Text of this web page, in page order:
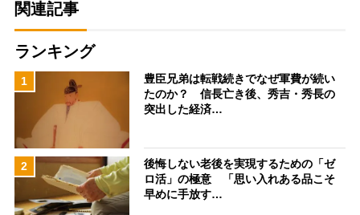
関連記事
ランキング
1
豊臣兄弟は転戦続きでなぜ軍費が続い
たのか？ 信長亡き後、秀吉・秀長の
突出した経済…
2
後悔しない老後を実現するための「ゼ
ロ活」の極意 「思い入れある品こそ
早めに手放す…